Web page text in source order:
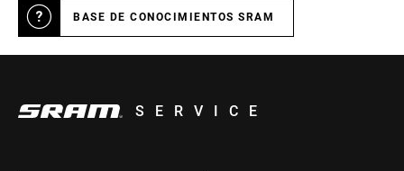
BASE DE CONOCIMIENTOS SRAM
SERVICE